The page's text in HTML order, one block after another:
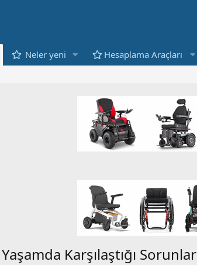
Neler yeni Hesaplama Araçları
Karşılaştığı Sorunlar